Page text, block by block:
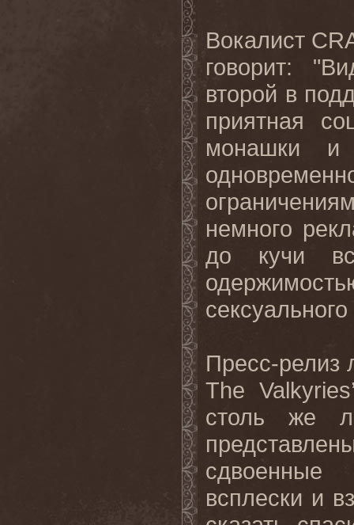
Вокалист
говорит:
второй в
приятная
монашки и
немного
до кучи
Пресс-релиз
The
столь же
сдвоенные
всплески и